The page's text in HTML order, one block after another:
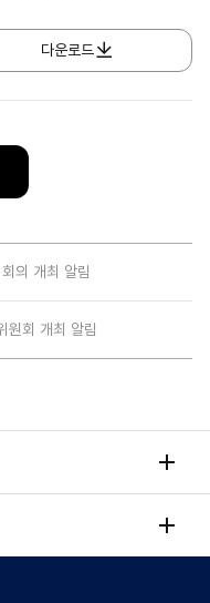
다운로드
회의 개최 알림
원회 개최 알림